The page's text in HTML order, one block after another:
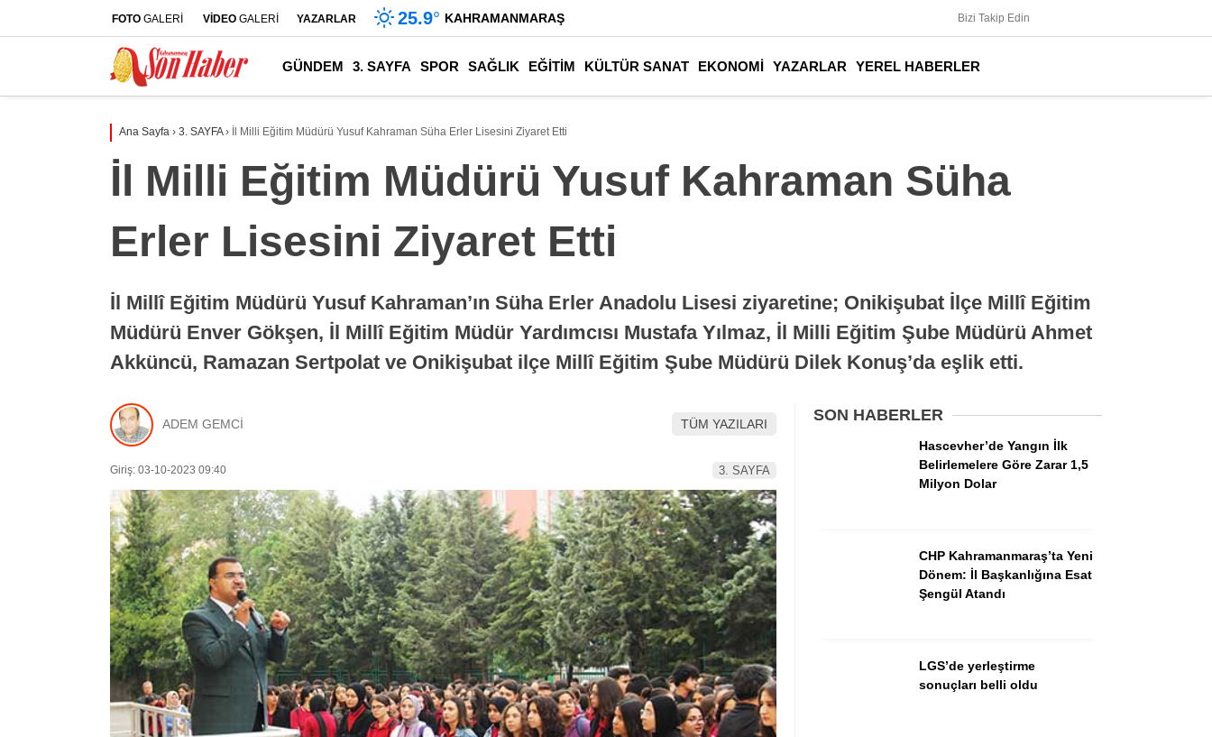
GÜNDEM
SAĞLIK
EKONOMİ
FOTO GALERİ VİDEO GALERİ YAZARLAR 25.9° KAHRAMANMARAŞ Bizi Takip Edin
GÜNDEM 3. SAYFA SPOR SAĞLIK EĞİTİM KÜLTÜR SANAT EKONOMİ YAZARLAR YEREL HABERLER
Ana Sayfa › 3. SAYFA› İl Milli Eğitim Müdürü Yusuf Kahraman Süha Erler Lisesini Ziyaret Etti
İl Milli Eğitim Müdürü Yusuf Kahraman Süha
Erler Lisesini Ziyaret Etti
İl Millî Eğitim Müdürü Yusuf Kahraman’ın Süha Erler Anadolu Lisesi ziyaretine; Onikişubat İlçe Millî Eğitim
Müdürü Enver Gökşen, İl Millî Eğitim Müdür Yardımcısı Mustafa Yılmaz, İl Milli Eğitim Şube Müdürü Ahmet
Akküncü, Ramazan Sertpolat ve Onikişubat ilçe Millî Eğitim Şube Müdürü Dilek Konuş’da eşlik etti.
ADEM GEMCİ TÜM YAZILARI
Giriş: 03-10-2023 09:40 3. SAYFA
SON HABERLER
Hascevher’de Yangın İlk
Belirlemelere Göre Zarar 1,5
Milyon Dolar
CHP Kahramanmaraş’ta Yeni
Dönem: İl Başkanlığına Esat
Şengül Atandı
LGS’de yerleştirme
sonuçları belli oldu